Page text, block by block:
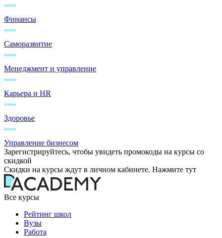
Финансы
Саморазвитие
Менеджмент и управление
Карьера и HR
Здоровье
Управление бизнесом
Зарегистрируйтесь, чтобы увидеть промокоды на курсы со
скидкой
Скидки на курсы ждут в личном кабинете. Нажмите тут
Все курсы
Рейтинг школ
Вузы
Работа